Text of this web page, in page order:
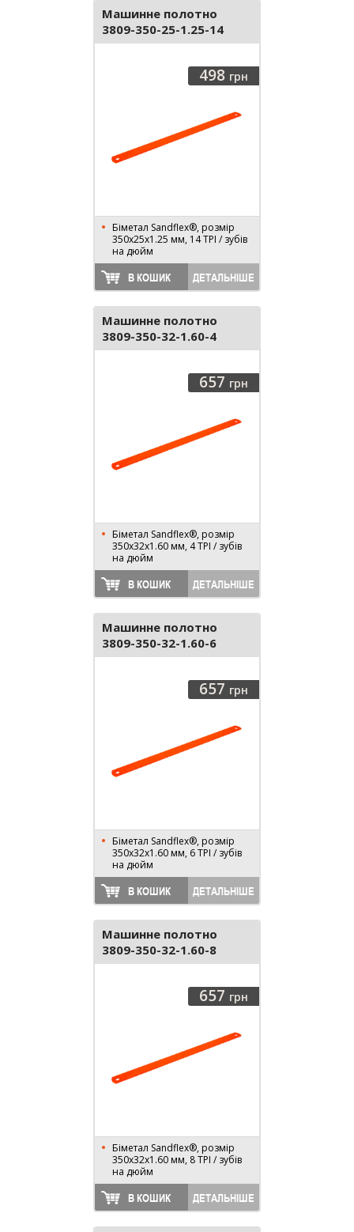
Машинне полотно
3809-350-25-1.25-14
498 грн
Біметал Sandflex®, розмір
350х25х1.25 мм, 14 TPI / зубів
на дюйм
В КОШИК ДЕТАЛЬНІШЕ
Машинне полотно
3809-350-32-1.60-4
657 грн
Біметал Sandflex®, розмір
350х32х1.60 мм, 4 TPI / зубів
на дюйм
В КОШИК ДЕТАЛЬНІШЕ
Машинне полотно
3809-350-32-1.60-6
657 грн
Біметал Sandflex®, розмір
350х32х1.60 мм, 6 TPI / зубів
на дюйм
В КОШИК ДЕТАЛЬНІШЕ
Машинне полотно
3809-350-32-1.60-8
657 грн
Біметал Sandflex®, розмір
350х32х1.60 мм, 8 TPI / зубів
на дюйм
В КОШИК ДЕТАЛЬНІШЕ